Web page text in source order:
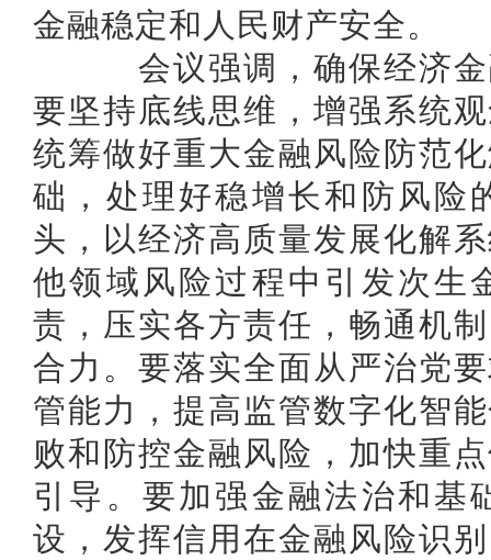
金融稳定和人民财产安全。
会议强调，确保经济金
要坚持底线思维，增强系统
统筹做好重大金融风险防范
础，处理好稳增长和防风险
头，以经济高质量发展化解
他领域风险过程中引发次生
责，压实各方责任，畅通机
合力。要落实全面从严治党
管能力，提高监管数字化智
败和防控金融风险，加快重
引导。要加强金融法治和基
设，发挥信用在金融风险识